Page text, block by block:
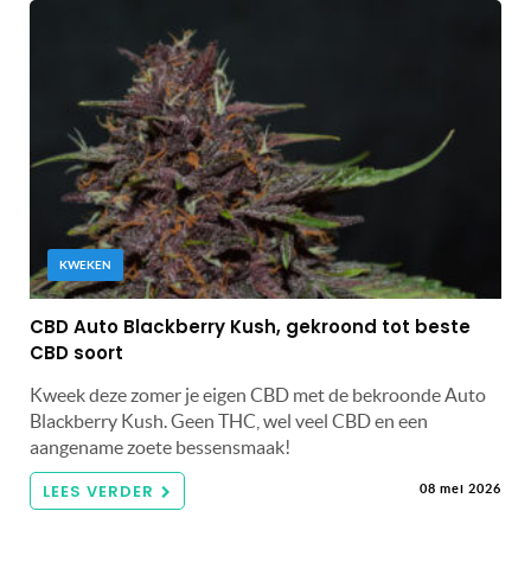
KWEKEN
CBD Auto Blackberry Kush, gekroond tot beste
CBD soort
Kweek deze zomer je eigen CBD met de bekroonde Auto
Blackberry Kush. Geen THC, wel veel CBD en een
aangename zoete bessensmaak!
LEES VERDER 08 mei 2026